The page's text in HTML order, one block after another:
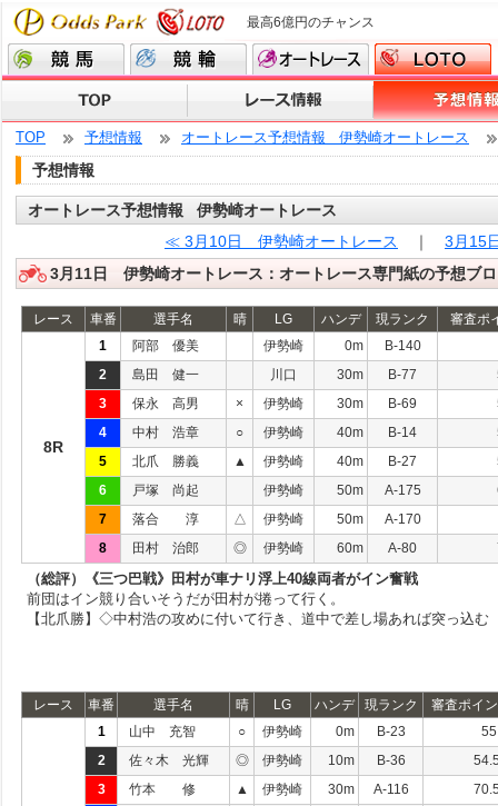
最高6億円のチャンス
TOP 予想情報 オートレース予想情報 伊勢崎オートレース
予想情報
オートレース予想情報 伊勢崎オートレース
≪ 3月10日 伊勢崎オートレース
｜
3月15
3月11日 伊勢崎オートレース：オートレース専門紙の予想ブ
レース 車番 選手名 晴 LG ハンデ 現ランク 審査ポ
8R
1 阿部 優美 伊勢崎 0m
B-140
2
島田 健一 川口 30m B-77
3
保永 高男 × 伊勢崎 30m B-69
4
中村 浩章 ○ 伊勢崎 40m B-14
5
北爪 勝義 ▲ 伊勢崎 40m B-27
6
戸塚 尚起 伊勢崎 50m A-175
7
落合 淳 △ 伊勢崎 50m
A-170
8
田村 治郎 ◎ 伊勢崎 60m A-80
（総評）《三つ巴戦》田村が車ナリ浮上40線両者がイン奮戦
前団はイン競り合いそうだが田村が捲って行く。
【北爪勝】◇中村浩の攻めに付いて行き、道中で差し場あれば突っ込む
レース 車番 選手名 晴 LG ハンデ 現ランク 審査ポイ
1 山中 充智 ○ 伊勢崎 0m B-23
2
佐々木 光輝 ◎ 伊勢崎 10m B-36
3
竹本 修 ▲ 伊勢崎 30m A-116